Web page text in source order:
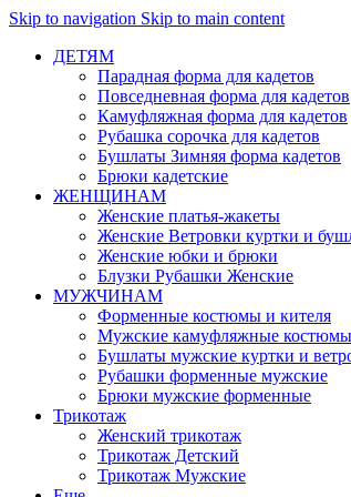
Skip to navigation Skip to main content
ДЕТЯМ
Парадная форма для кадетов
Повседневная форма для кадетов
Камуфляжная форма для кадетов
Рубашка сорочка для кадетов
Бушлаты Зимняя форма кадетов
Брюки кадетские
ЖЕНЩИНАМ
Женские платья-жакеты
Женские Ветровки куртки и
Женские юбки и брюки
Блузки Рубашки Женские
МУЖЧИНАМ
Форменные костюмы и кителя
Мужские камуфляжные костюмы
Бушлаты мужские куртки и
Рубашки форменные мужские
Брюки мужские форменные
Трикотаж
Женский трикотаж
Трикотаж Детский
Трикотаж Мужские